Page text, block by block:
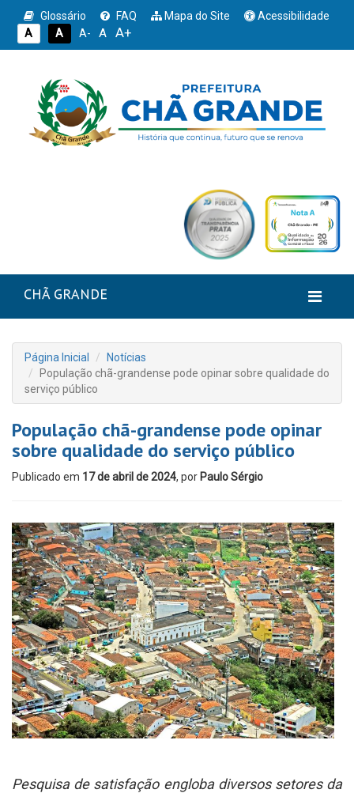
Glossário FAQ Mapa do Site
Acessibilidade
A
A A- A A+
CHÃ GRANDE
Página Inicial
Notícias
População chã-grandense pode opinar sobre qualidade do
serviço público
População chã-grandense pode opinar
sobre qualidade do serviço público
Publicado em 17 de abril de 2024, por Paulo Sérgio
Pesquisa de satisfação engloba diversos setores da